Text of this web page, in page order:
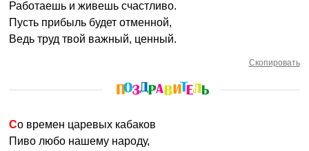
Работаешь и живешь счастливо.
Пусть прибыль будет отменной,
Ведь труд твой важный, ценный.
Скопировать
Со времен царевых кабаков
Пиво любо нашему народу,